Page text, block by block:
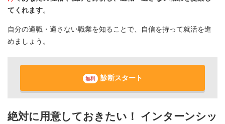
てくれます。
自分の適職・適さない職業を知ることで、自信を持って就活を進
めましょう。
無料 診断スタート
絶対に用意しておきたい！ インターンシッ